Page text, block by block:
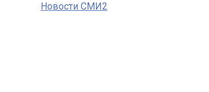
Новости СМИ2